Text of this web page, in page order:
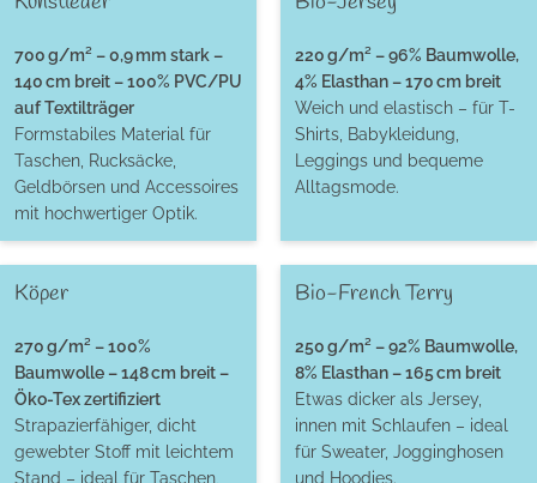
700 g/m² – 0,9 mm stark –
140 cm breit – 100% PVC/PU
auf Textilträger
Formstabiles Material für
Taschen, Rucksäcke,
Geldbörsen und Accessoires
mit hochwertiger Optik.
220 g/m² – 96% Baumwolle,
4% Elasthan – 170 cm breit
Weich und elastisch – für T-
Shirts, Babykleidung,
Leggings und bequeme
Alltagsmode.
Köper
270 g/m² – 100%
Baumwolle – 148 cm breit –
Öko-Tex zertifiziert
Strapazierfähiger, dicht
gewebter Stoff mit leichtem
Stand – ideal für Taschen,
Bio-French Terry
250 g/m² – 92% Baumwolle,
8% Elasthan – 165 cm breit
Etwas dicker als Jersey,
innen mit Schlaufen – ideal
für Sweater, Jogginghosen
und Hoodies.